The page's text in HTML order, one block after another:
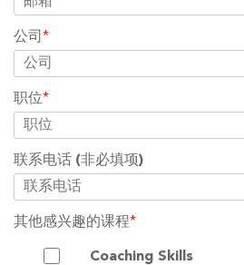
公司 *
职位*
联系电话 (非必填项)
其他感兴趣的课程*
Coaching Skills